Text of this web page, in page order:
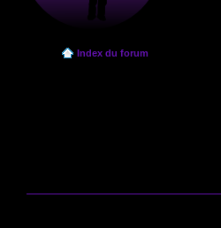
Index du forum